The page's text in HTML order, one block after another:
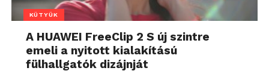
KÜTYÜK
A HUAWEI FreeClip 2 S új szintre
emeli a nyitott kialakítású
fülhallgatók dizájnját